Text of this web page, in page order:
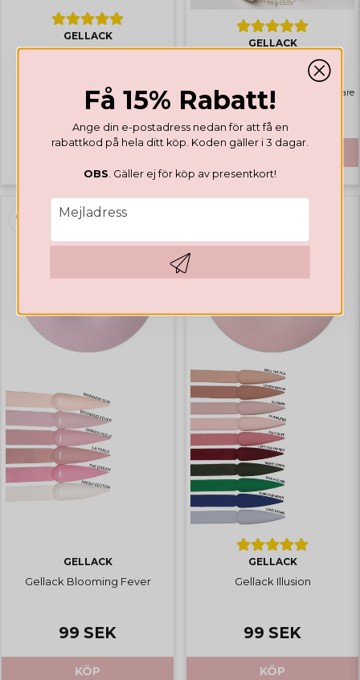
GELLACK
469 SEK
GELLACK
Rubber Base Natural Pink
Highlights Bästsäljare
159 SEK
GELLACK
Gellack Blooming Fever
99 SEK
KÖP
GELLACK
Gellack Illusion
99 SEK
KÖP
Få 15% Rabatt!
Ange din e-postadress nedan för att få en
rabattkod på hela ditt köp. Koden gäller i 3 dagar.
OBS . Gäller ej för köp av presentkort!
email
Mejladress